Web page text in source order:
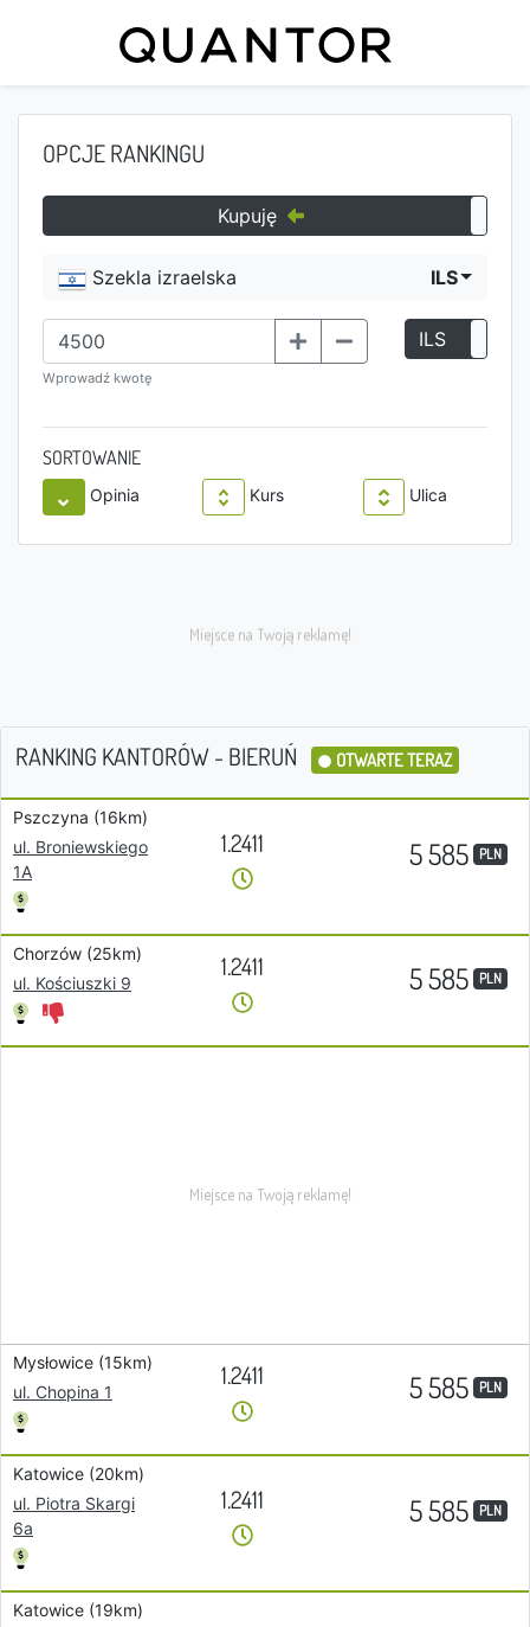
OPCJE RANKINGU
Kupuję
Szekla izraelska ILS
Wprowadź kwotę
ILS
SORTOWANIE
Opinia Kurs Ulica
RANKING KANTORÓW - BIERUŃ OTWARTE TERAZ
Pszczyna (16km)
ul. Broniewskiego
1A
1.2411 5 585 PLN
Chorzów (25km)
ul. Kościuszki 9
1.2411 5 585 PLN
Mysłowice (15km)
ul. Chopina 1
1.2411 5 585 PLN
Katowice (20km)
ul. Piotra Skargi
6a
1.2411 5 585 PLN
Katowice (19km)